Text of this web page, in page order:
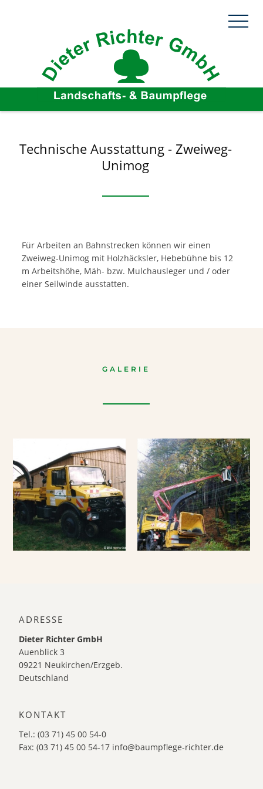
Technische Ausstattung - Zweiweg-
Unimog
Für Arbeiten an Bahnstrecken können wir einen
Zweiweg-Unimog mit Holzhäcksler, Hebebühne bis 12
m Arbeitshöhe, Mäh- bzw. Mulchausleger und / oder
einer Seilwinde ausstatten.
GALERIE
ADRESSE
Dieter Richter GmbH
Auenblick 3
09221 Neukirchen/Erzgeb.
Deutschland
KONTAKT
Tel.: (03 71) 45 00 54-0
Fax: (03 71) 45 00 54-17 info@baumpflege-richter.de